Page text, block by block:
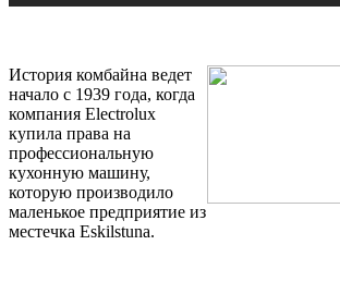
История комбайна ведет
начало с 1939 года, когда
компания Electrolux
купила права на
профессиональную
кухонную машину,
которую производило
маленькое предприятие из
местечка Eskilstuna.